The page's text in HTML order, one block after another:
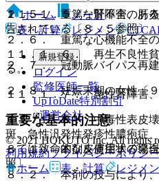
２．５． 重篤な腎障害のあ
２．６． 重篤な心機能不全
２．７． 冠動脈バイパス再
２．８． 妊娠末期の女性〔
重要な基本的注意
８．１． 本剤を使用する場合
８．２． 本剤の投与により
１１．１．５． 肝不全、肝炎
告されている〔８．５参照〕。
１１．１．６． 再生不良性
る。
１１．１．７． 急性腎障害
１１．１．８． 中毒性表皮
斑、急性汎発性発疹性膿疱症
っては致命的な皮膚症状の発
照〕。
ホーム
ノート
表・計算
レジメン
新規登録
ログイン
監修医師一覧
UpToDate特別割引
運営会社
© 2021 HOKUTO Inc. All rights
利用規約プライバシーポリシー
ホーム
表・計算 レジメン